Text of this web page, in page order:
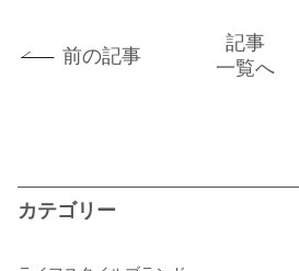
前の記事
記事
一覧へ
カテゴリー